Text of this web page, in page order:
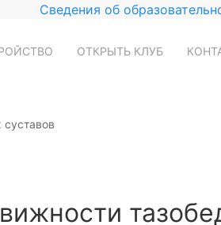
Сведения об
ОТКРЫТЬ КЛУБ